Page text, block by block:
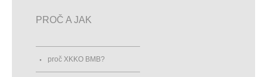
PROČ A JAK
proč XKKO BMB?